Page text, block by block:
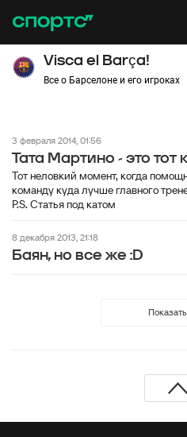
Visca el Barça!
Все о Барселоне и его игроках
3 февраля 2014, 01:56
Тата Мартино - это тот
Тот неловкий момент, когда
команду куда лучше главного
P.S. Статья под катом
8 декабря 2013, 21:18
Баян, но все же :D